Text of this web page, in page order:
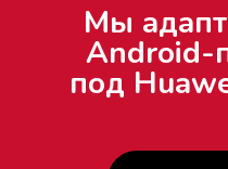
Мы
Android-
под